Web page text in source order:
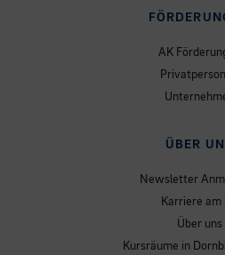
AK
ÜBER
Newsletter
Karriere am
Über uns
Kursräume in